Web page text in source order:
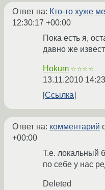
Ответ на: Кто-то хуже
12:30:17 +00:00
Пока есть я,
давно же
Hokum ☆☆☆☆
13.11.2010
Ссылка
Ответ на: комментарий
+00:00
Т.е. локальный
по себе у нас
Deleted